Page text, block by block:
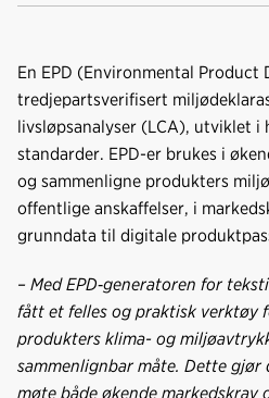
En EPD (Environmental Product
tredjepartsverifisert
livsløpsanalyser (LCA), utviklet
standarder. EPD-er brukes i
og sammenligne produkters
offentlige anskaffelser, i
grunndata til digitale
– Med EPD‑generatoren for
fått et felles og praktisk verktøy
produkters klima- og
sammenlignbar måte. Dette
møte både økende markedskrav